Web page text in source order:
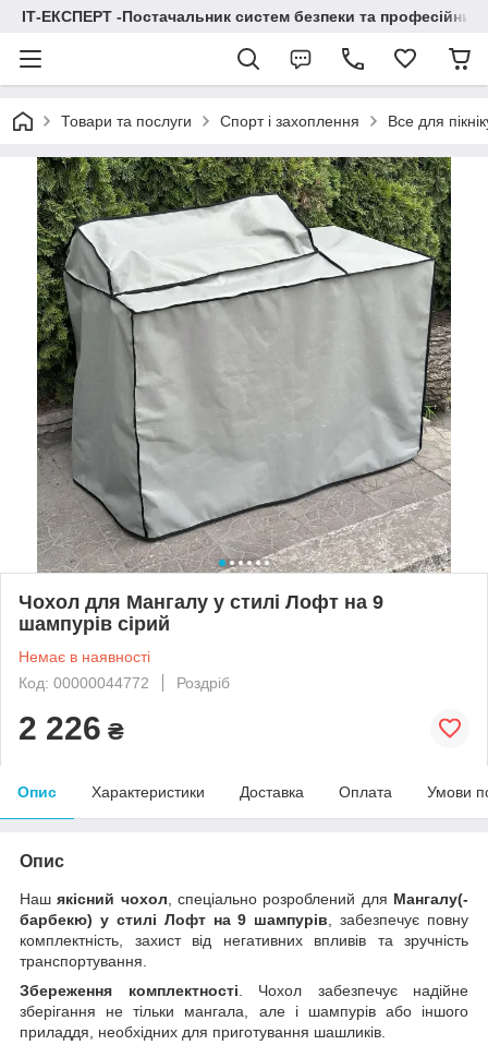
ІТ-ЕКСПЕРТ -Постачальник систем безпеки та професійних
Товари та послуги Спорт і захоплення Все для
Чохол для Мангалу у стилі Лофт на 9
шампурів сірий
Немає в наявності
Код: 00000044772
Роздріб
2 226 ₴
Опис Характеристики Доставка Оплата Умови
Опис
Нашякісний чохол , спеціально розроблений для Мангалу(-
барбекю) у стилі Лофт на 9 шампурів , забезпечує повну
комплектність, захист від негативних впливів та зручність
транспортування.
Збереження комплектності . Чохол забезпечує надійне
зберігання не тільки мангала, але і шампурів або іншого
приладдя, необхідних для приготування шашликів.